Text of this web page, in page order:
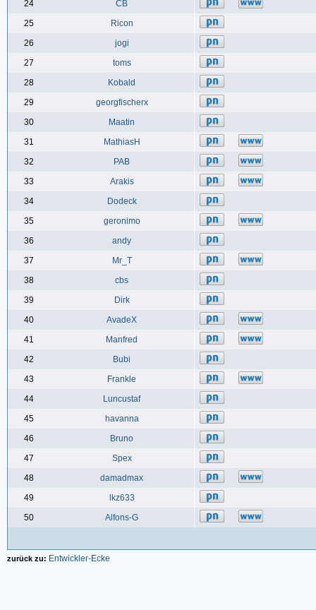
24
CB
25
Ricon
26
jogi
27
toms
28
Kobald
29
georgfischerx
30
Maatin
31
MathiasH
32
PAB
33
Arakis
34
Dodeck
35
geronimo
36
andy
37
Mr_T
38
cbs
39
Dirk
40
AvadeX
41
Manfred
42
Bubi
43
Frankle
44
Luncustaf
45
havanna
46
Bruno
47
Spex
48
damadmax
49
lkz633
50
Alfons-G
zurück zu: Entwickler-Ecke